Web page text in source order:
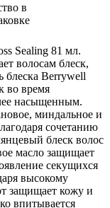
в
Sealing 81 мл.
волосам блеск,
блеска Berrywell
во время
насыщенным.
миндальное и
сочетанию
блеск волос
масло защищает
секущихся
высокому
защищает кожу и
впитывается